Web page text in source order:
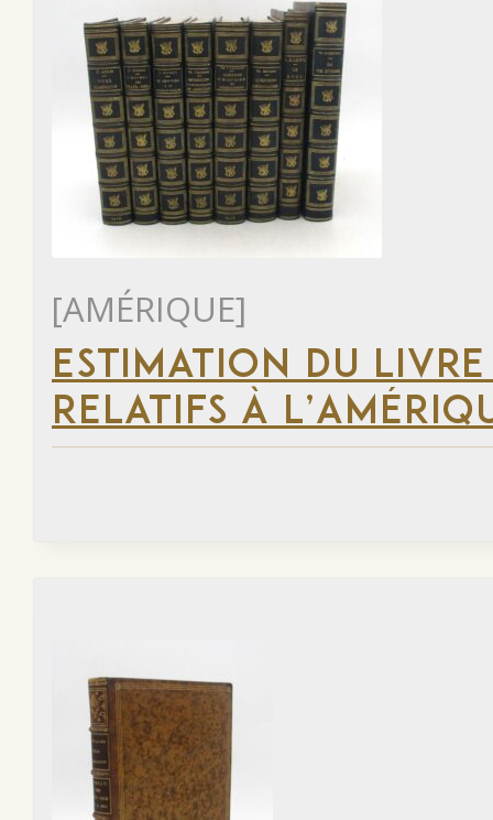
[AMÉRIQUE]
ESTIMATION DU
RELATIFS À